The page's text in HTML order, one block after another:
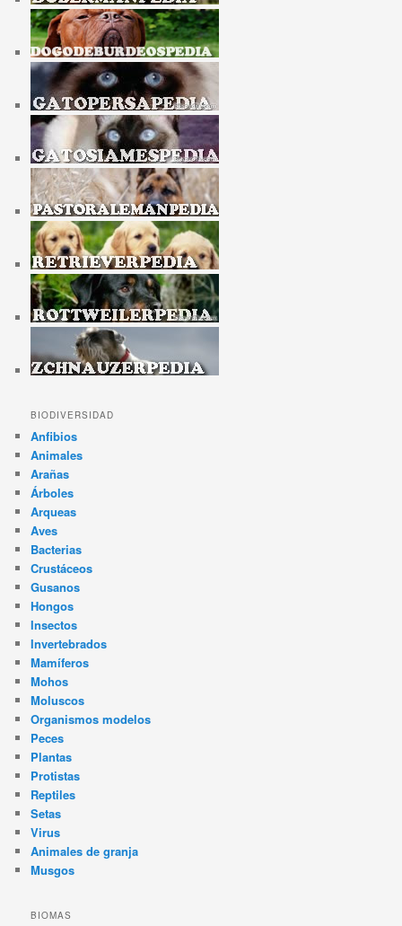
BIODIVERSIDAD
Anfibios
Animales
Arañas
Árboles
Arqueas
Aves
Bacterias
Crustáceos
Gusanos
Hongos
Insectos
Invertebrados
Mamíferos
Mohos
Moluscos
Organismos modelos
Peces
Plantas
Protistas
Reptiles
Setas
Virus
Animales de granja
Musgos
BIOMAS